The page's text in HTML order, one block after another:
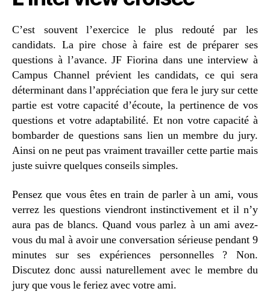
C’est souvent l’exercice le plus redouté par les
candidats. La pire chose à faire est de préparer ses
questions à l’avance. JF Fiorina dans une interview à
Campus Channel prévient les candidats, ce qui sera
déterminant dans l’appréciation que fera le jury sur cette
partie est votre capacité d’écoute, la pertinence de vos
questions et votre adaptabilité. Et non votre capacité à
bombarder de questions sans lien un membre du jury.
Ainsi on ne peut pas vraiment travailler cette partie mais
juste suivre quelques conseils simples.
Pensez que vous êtes en train de parler à un ami, vous
verrez les questions viendront instinctivement et il n’y
aura pas de blancs. Quand vous parlez à un ami avez-
vous du mal à avoir une conversation sérieuse pendant 9
minutes sur ses expériences personnelles ? Non.
Discutez donc aussi naturellement avec le membre du
jury que vous le feriez avec votre ami.